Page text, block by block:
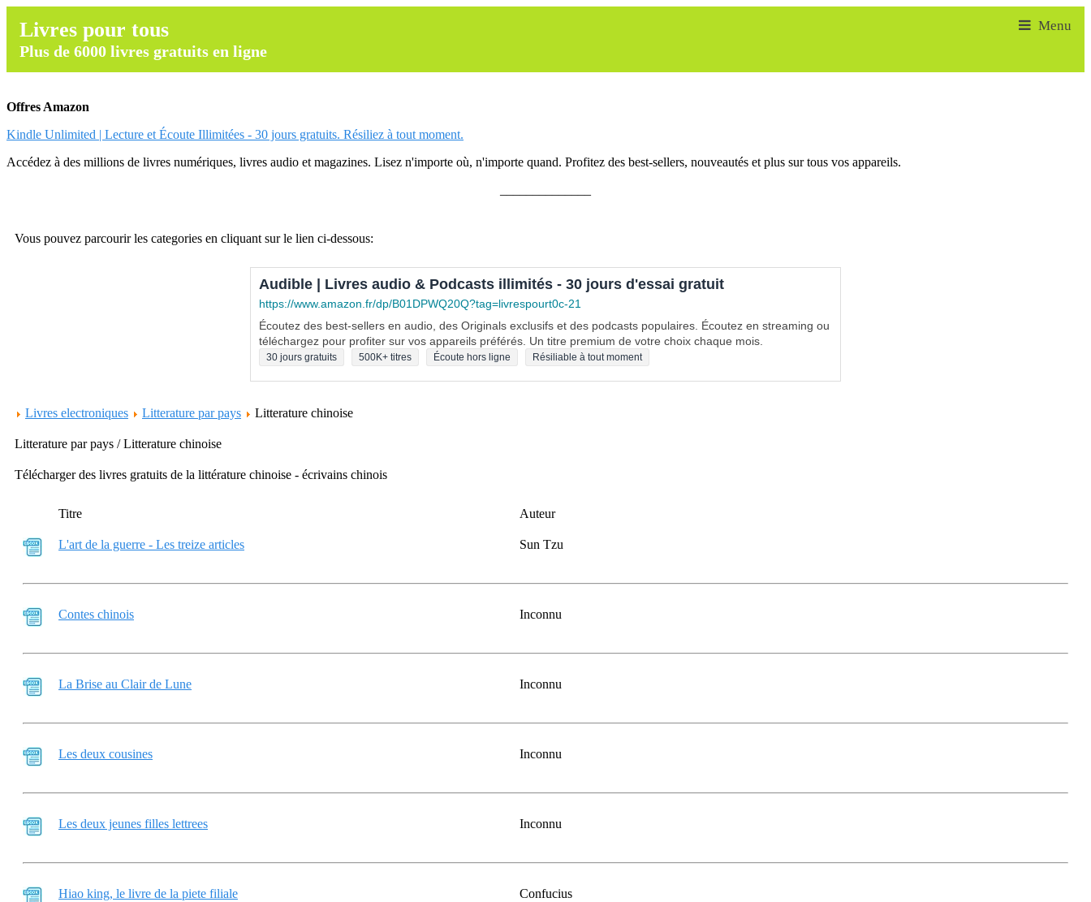
Livres pour tous
Plus de 6000 livres gratuits en ligne
Offres Amazon
Kindle Unlimited | Lecture et Écoute Illimitées - 30 jours gratuits. Résiliez à tout moment.
Accédez à des millions de livres numériques, livres audio et magazines. Lisez n'importe où, n'importe quand. Profitez des best-sellers, nouveautés et plus sur tous vos appareils.
Vous pouvez parcourir les categories en cliquant sur le lien ci-dessous:
Audible | Livres audio & Podcasts illimités - 30 jours d'essai gratuit
https://www.amazon.fr/dp/B01DPWQ20Q?tag=livrespourt0c-21
Écoutez des best-sellers en audio, des Originals exclusifs et des podcasts populaires. Écoutez en streaming ou
téléchargez pour profiter sur vos appareils préférés. Un titre premium de votre choix chaque mois.
30 jours gratuits 500K+ titres Écoute hors ligne Résiliable à tout moment
Livres electroniques Litterature par pays Litterature chinoise
Litterature par pays / Litterature chinoise
Télécharger des livres gratuits de la littérature chinoise - écrivains chinois
Titre Auteur
L'art de la guerre - Les treize articles Sun Tzu
Contes chinois Inconnu
La Brise au Clair de Lune Inconnu
Les deux cousines Inconnu
Les deux jeunes filles lettrees Inconnu
Hiao king, le livre de la piete filiale Confucius